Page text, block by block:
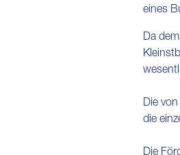
eines
Da
Die
die
Die